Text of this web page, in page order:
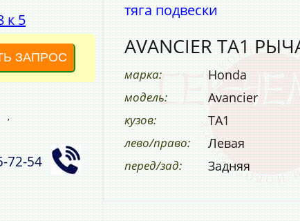
к 5
ЗАПРОС
,
тяга подвески
AVANCIER TA1
марка: Honda
модель: Avancier
кузов: TA1
лево/право: Левая
перед/зад: Задняя